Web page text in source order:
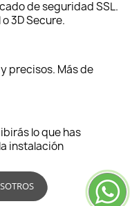
de seguridad SSL.
3D Secure.
precisos. Más de
lo que has
instalación